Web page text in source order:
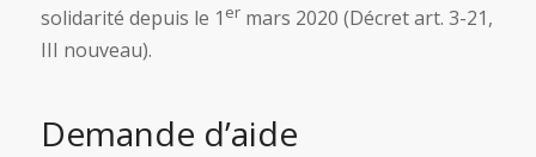
solidarité depuis le 1 ermars 2020 (Décret art. 3-21,
III nouveau).
Demande d’aide